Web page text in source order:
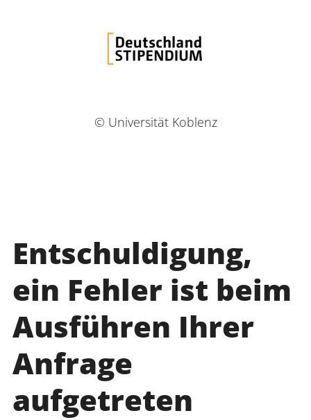
© Universität Koblenz
Entschuldigung,
ein Fehler ist beim
Ausführen Ihrer
Anfrage
aufgetreten